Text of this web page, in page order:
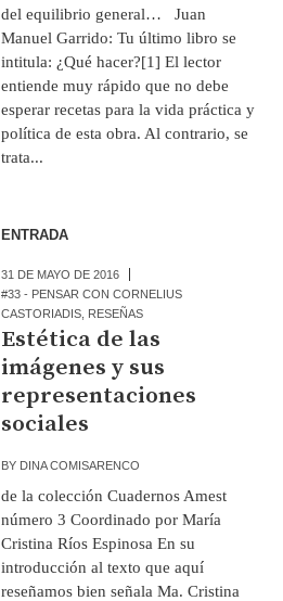
del equilibrio general… Juan
Manuel Garrido: Tu último libro se
intitula: ¿Qué hacer?[1] El lector
entiende muy rápido que no debe
esperar recetas para la vida práctica y
política de esta obra. Al contrario, se
trata...
ENTRADA
31 DE MAYO DE 2016
#33 - PENSAR CON CORNELIUS
CASTORIADIS RESEÑAS
Estética de las
imágenes y sus
representaciones
sociales
BY DINA COMISARENCO
de la colección Cuadernos Amest
número 3 Coordinado por María
Cristina Ríos Espinosa En su
introducción al texto que aquí
reseñamos bien señala Ma. Cristina